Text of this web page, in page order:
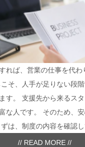
れば、営業の仕事を代わ
そ、人手が足りない段
す。 支援先から来るス
な人です。 そのため、
は、制度の内容を確認し
// READ MORE //